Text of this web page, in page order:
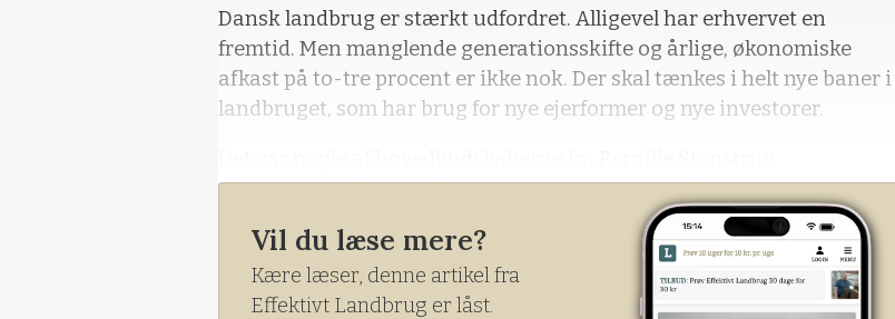
Dansk landbrug er stærkt udfordret. Alligevel har erhvervet en
fremtid. Men manglende generationsskifte og årlige, økonomiske
afkast på to-tre procent er ikke nok. Der skal tænkes i helt nye baner i
landbruget, som har brug for nye ejerformer og nye investorer.
Christiansen, Danske Banks landedirektør inden for landbrug, da hun
forleden gæstede Danske Halmleverandørers generalforsaml
Vil du læse mere?
Kære læser, denne artikel fra
Effektivt Landbrug er låst.